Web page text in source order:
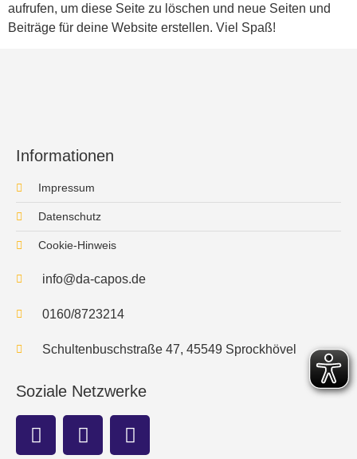
aufrufen, um diese Seite zu löschen und neue Seiten und
Beiträge für deine Website erstellen. Viel Spaß!
Informationen
Impressum
Datenschutz
Cookie-Hinweis
info@da-capos.de
0160/8723214
Schultenbuschstraße 47, 45549 Sprockhövel
Soziale Netzwerke